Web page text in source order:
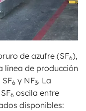
de azufre (SF6),
línea de producción
6 y NF3. La
6 oscila entre
disponibles: